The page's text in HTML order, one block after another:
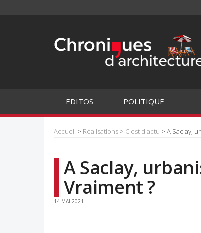
EDITOS POLITIQUE
Accueil > Réalisations > C'est d'actu > A Saclay,
A Saclay,
Vraiment ?
14 MAI 2021